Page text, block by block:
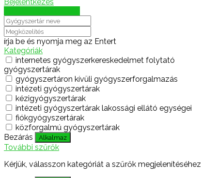
Bejelentkezés
írja be és nyomja meg az Entert
Kategóriák
internetes gyógyszerkereskedelmet folytató
gyógyszertárak
gyógyszertáron kívüli gyógyszerforgalmazás
intézeti gyógyszertárak
kézigyógyszertárak
intézeti gyógyszertárak lakossági ellátó egységei
fiókgyógyszertárak
közforgalmú gyógyszertárak
Bezárás
Alkalmaz
További szűrők
Kérjük, válasszon kategóriát a szűrők megjelenítéséhez